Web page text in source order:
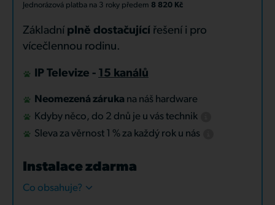
Jednorázová platba na 3 roky předem 8 820 Kč
Základní plně dostačující řešení i pro
vícečlennou rodinu.
IP Televize - 15 kanálů
Neomezená záruka na náš hardware
Kdyby něco, do 2 dnů je u vás technik
Sleva za věrnost 1 % za každý rok u nás
Instalace zdarma
Co obsahuje?